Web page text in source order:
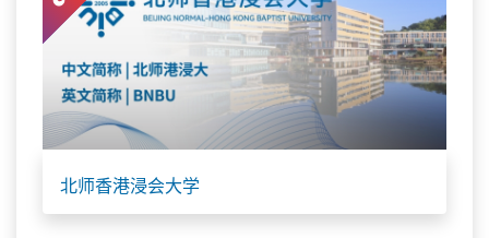
北师香港浸会大学